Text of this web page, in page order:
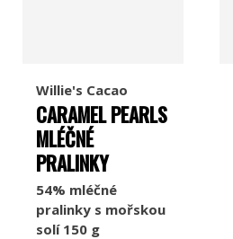
Willie's Cacao
CARAMEL PEARLS
MLÉČNÉ
PRALINKY
54% mléčné
pralinky s mořskou
solí 150 g